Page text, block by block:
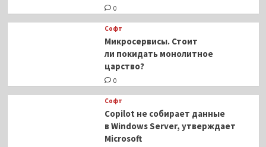
0
Софт
Микросервисы. Стоит
ли покидать монолитное
царство?
0
Софт
Copilot не собирает данные
в Windows Server, утверждает
Microsoft